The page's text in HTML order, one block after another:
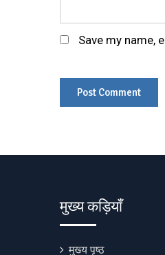
Save my name,
मुख्य कड़ियाँ
मुख्य पृष्ठ